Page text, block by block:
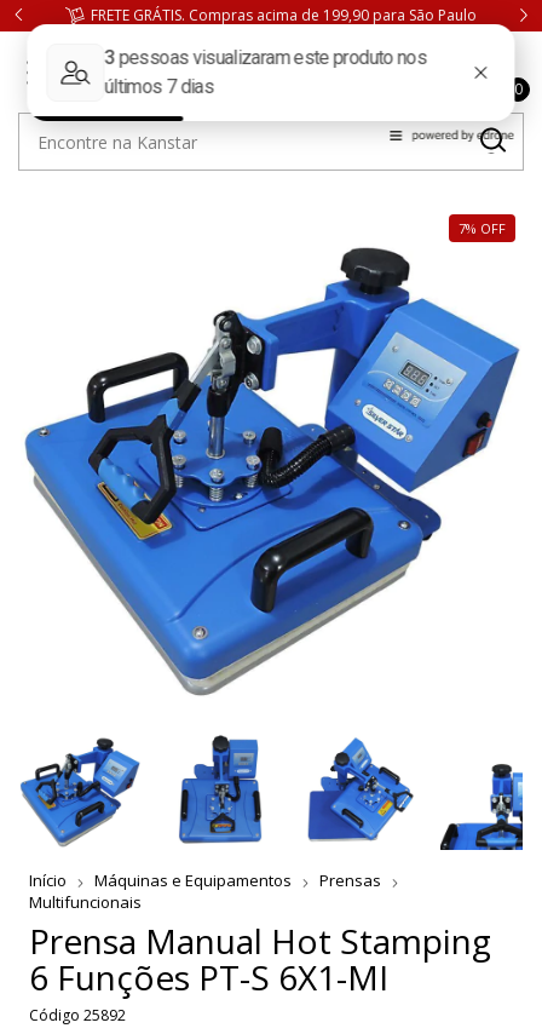
FRETE GRÁTIS. Compras acima de 199,90 para São Paulo
0
7% OFF
Início Máquinas e Equipamentos
Prensas
Multifuncionais
Prensa Manual Hot Stamping
6 Funções PT-S 6X1-MI
Código 25892